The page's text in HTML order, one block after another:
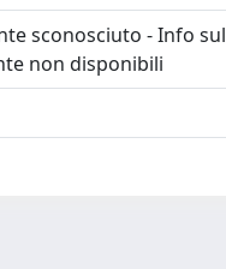
sconosciuto - Info sul
non disponibili